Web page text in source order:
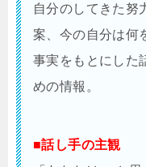
自分のしてきた努
案、今の自分は何
事実をもとにした
めの情報。
■話し手の主観